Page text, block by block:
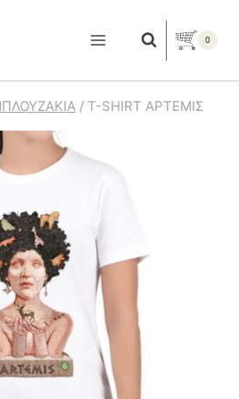
0
/ T-SHIRT ΑΡΤΕΜΙΣ